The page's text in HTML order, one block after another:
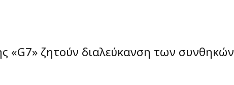
«G7» ζητούν διαλεύκανση των συνθηκών